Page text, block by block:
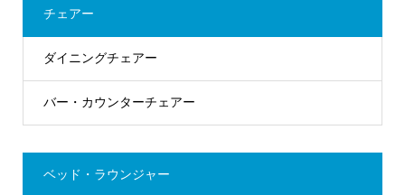
チェアー
ダイニングチェアー
バー・カウンターチェアー
ベッド・ラウンジャー